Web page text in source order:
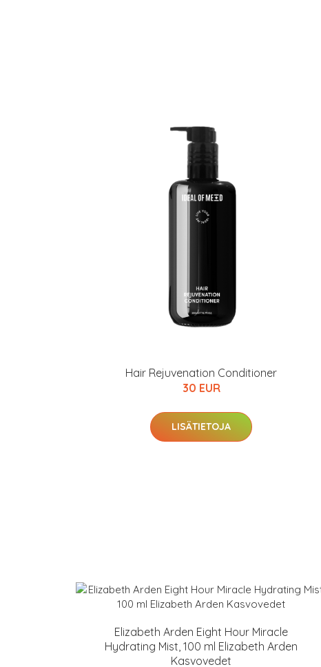
Hair Rejuvenation Conditioner
30 EUR
LISÄTIETOJA
Elizabeth Arden Eight Hour Miracle
Hydrating Mist, 100 ml Elizabeth Arden
Kasvovedet